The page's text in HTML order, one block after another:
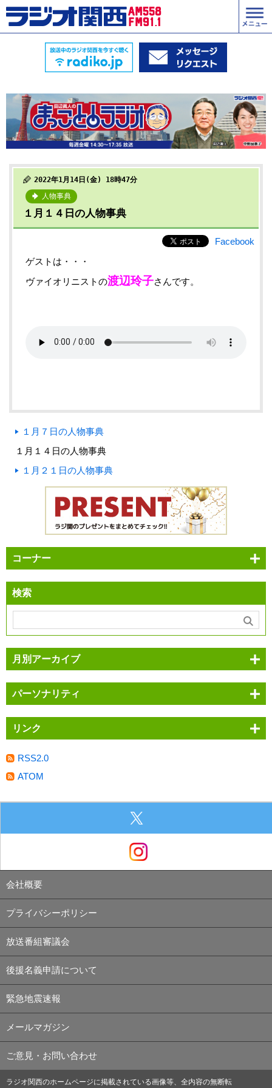
2022年1月14日(金) 18時47分
人物事典
１月１４日の人物事典
Facebook
ゲストは・・・
ヴァイオリニストの渡辺玲子さんです。
１月７日の人物事典
１月１４日の人物事典
１月２１日の人物事典
コーナー
検索
月別アーカイブ
パーソナリティ
リンク
RSS2.0
ATOM
会社概要
プライバシーポリシー
放送番組審議会
後援名義申請について
緊急地震速報
メールマガジン
ご意見・お問い合わせ
ラジオ関西のホームページに掲載されている画像等、全内容の無断転